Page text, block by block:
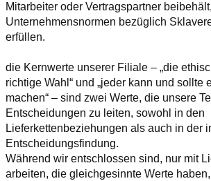
Mitarbeiter oder Vertragspartner
Unternehmensnormen bezüglich
erfüllen.
die Kernwerte unserer Filiale – „die
richtige Wahl“ und „jeder kann und sollte
machen“ – sind zwei Werte, die unsere
Entscheidungen zu leiten, sowohl in den
Lieferkettenbeziehungen als auch in der
Entscheidungsfindung.
Während wir entschlossen sind, nur mit
arbeiten, die gleichgesinnte Werte